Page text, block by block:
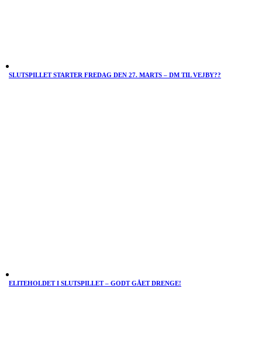
SLUTSPILLET STARTER FREDAG DEN 27. MARTS – DM TIL VEJBY??
ELITEHOLDET I SLUTSPILLET – GODT GÅET DRENGE!